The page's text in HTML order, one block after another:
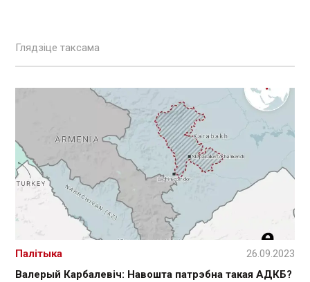
Глядзіце таксама
Валерый Карбалевіч: Навошта патрэбна такая АДКБ?
Палітыка 26.09.2023